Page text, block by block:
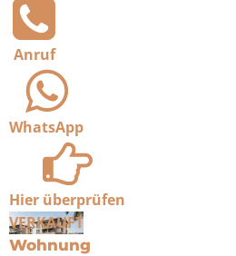
Anruf
WhatsApp
Hier überprüfen
VERKAUFT
Wohnung